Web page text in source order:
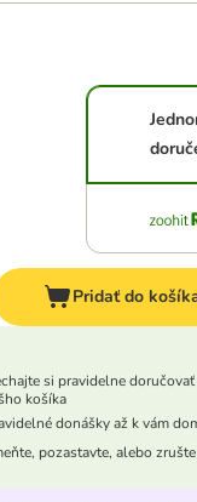
Pridať do
si pravidelne
košíka
donášky až k vám
pozastavte, alebo